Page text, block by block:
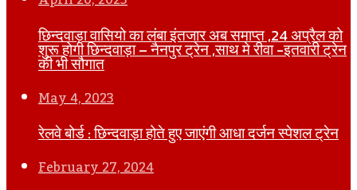
छिन्दवाड़ा वासियो का लंबा इंतजार अब समाप्त ,24 अप्रैल को
शुरू होगी छिन्दवाड़ा – नैनपुर ट्रेन ,साथ मे रीवा -इतवारी ट्रेन
की भी सौगात
May 4, 2023
रेलवे बोर्ड : छिन्दवाड़ा होते हुए जाएंगी आधा दर्जन स्पेशल ट्रेन
February 27, 2024